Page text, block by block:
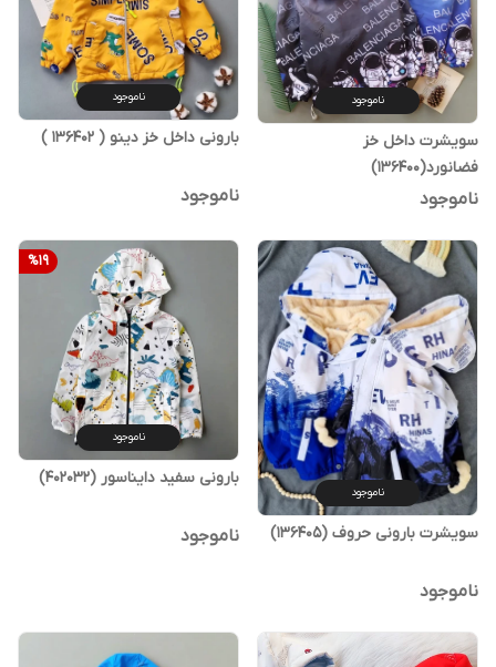
ناموجود
سویشرت داخل خز
فضانورد(136400)
ناموجود
ناموجود
بارونی داخل خز دینو ( 136402 )
ناموجود
ناموجود
سویشرت بارونی حروف (136405)
ناموجود
%19
ناموجود
بارونی سفید دایناسور (402032)
ناموجود